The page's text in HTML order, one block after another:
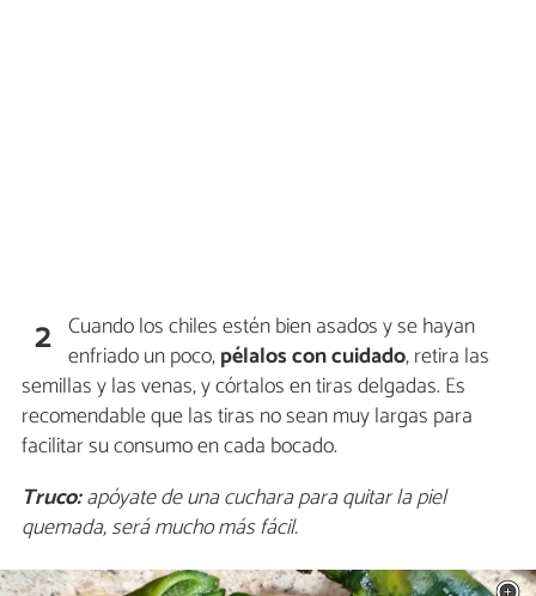
2 Cuando los chiles estén bien asados y se hayan
enfriado un poco,pélalos con cuidado, retira las
semillas y las venas, y córtalos en tiras delgadas. Es
recomendable que las tiras no sean muy largas para
facilitar su consumo en cada bocado.
Truco:apóyate de una cuchara para quitar la piel
quemada, será mucho más fácil.